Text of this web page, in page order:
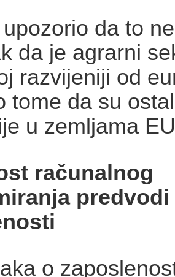
da to
da je agrarni
razvijeniji od
tome da su
u zemljama
računalnog
o